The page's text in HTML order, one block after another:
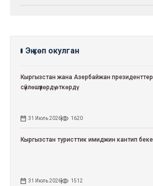
Эң көп окулган
Кыргызстан жана Азербайжан
сүйлөшүүлөрдү өткөрдү
31 Июль 2026 1620
Кыргызстан туристтик имиджин кантип
31 Июль 2026 1512